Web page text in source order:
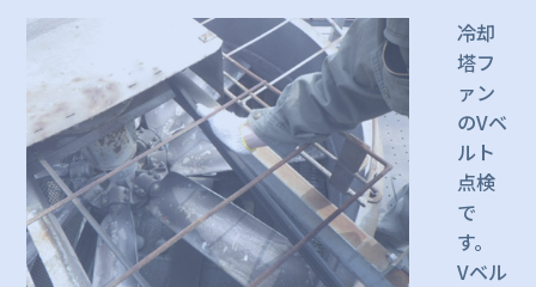
冷却
塔フ
ァン
のVベ
ルト
点検
で
す。
Vベル